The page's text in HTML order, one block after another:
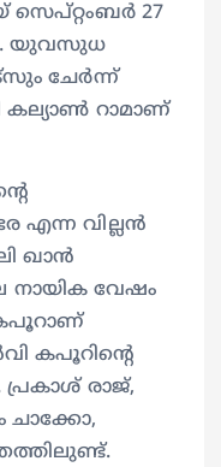
സെപ്റ്റംബർ 27
യുവസുധ
ചേർന്ന്
കല്യാൺ റാമാണ്
എന്ന വില്ലൻ
ഖാൻ
നായിക വേഷം
കപൂറിന്റെ
രാജ്,
ചാക്കോ,